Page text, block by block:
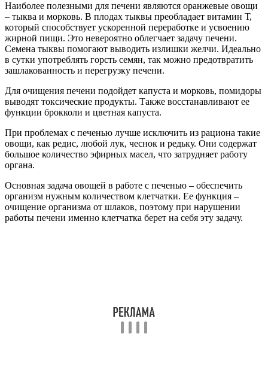
Наиболее полезными для печени являются оранжевые овощи
– тыква и морковь. В плодах тыквы преобладает витамин Т,
который способствует ускоренной переработке и усвоению
жирной пищи. Это невероятно облегчает задачу печени.
Семена тыквы помогают выводить излишки желчи. Идеально
в сутки употреблять горсть семян, так можно предотвратить
зашлакованность и перегрузку печени.
Для очищения печени подойдет капуста и морковь, помидоры
выводят токсические продукты. Также восстанавливают ее
функции брокколи и цветная капуста.
При проблемах с печенью лучше исключить из рациона такие
овощи, как редис, любой лук, чеснок и редьку. Они содержат
большое количество эфирных масел, что затрудняет работу
органа.
Основная задача овощей в работе с печенью – обеспечить
организм нужным количеством клетчатки. Ее функция –
очищение организма от шлаков, поэтому при нарушении
работы печени именно клетчатка берет на себя эту задачу.